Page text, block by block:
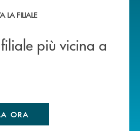
vicina a Te
LA FILIALE
più vicina a
ORA